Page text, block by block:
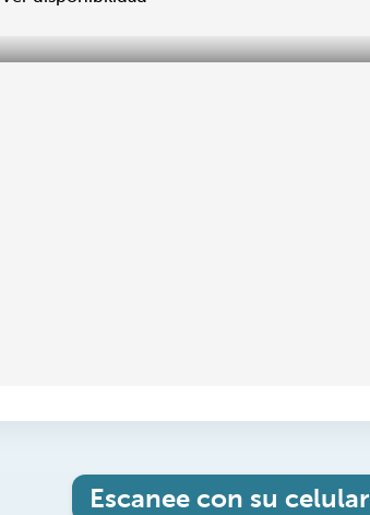
Escanee con su celular